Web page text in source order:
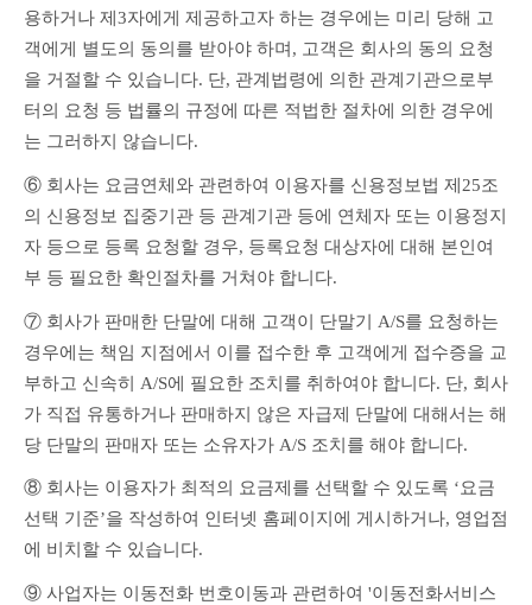
용하거나 제3자에게 제공하고자 하는 경우에는 미리 당해 고
객에게 별도의 동의를 받아야 하며, 고객은 회사의 동의 요청
을 거절할 수 있습니다. 단, 관계법령에 의한 관계기관으로부
터의 요청 등 법률의 규정에 따른 적법한 절차에 의한 경우에
는 그러하지 않습니다.
⑥ 회사는 요금연체와 관련하여 이용자를 신용정보법 제25조
의 신용정보 집중기관 등 관계기관 등에 연체자 또는 이용정지
자 등으로 등록 요청할 경우, 등록요청 대상자에 대해 본인여
부 등 필요한 확인절차를 거쳐야 합니다.
⑦ 회사가 판매한 단말에 대해 고객이 단말기 A/S를 요청하는
경우에는 책임 지점에서 이를 접수한 후 고객에게 접수증을 교
부하고 신속히 A/S에 필요한 조치를 취하여야 합니다. 단, 회사
가 직접 유통하거나 판매하지 않은 자급제 단말에 대해서는 해
당 단말의 판매자 또는 소유자가 A/S 조치를 해야 합니다.
⑧ 회사는 이용자가 최적의 요금제를 선택할 수 있도록 ‘요금
선택 기준’을 작성하여 인터넷 홈페이지에 게시하거나, 영업점
에 비치할 수 있습니다.
⑨ 사업자는 이동전화 번호이동과 관련하여 '이동전화서비스